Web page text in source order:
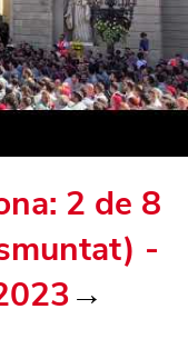
2 de 8
-
→